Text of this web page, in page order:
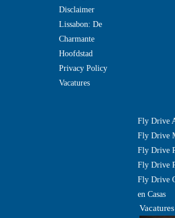
Disclaimer
Lissabon: De
Charmante
Hoofdstad
Privacy Policy
Vacatures
Fly Drive
Fly Drive
Fly Drive
Fly Drive
Fly Drive
en Casas
Vacatures